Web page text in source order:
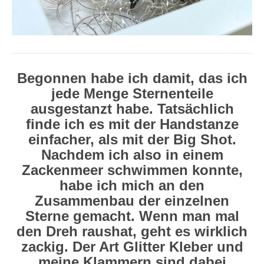
Begonnen habe ich damit, das ich
jede Menge Sternenteile
ausgestanzt habe. Tatsächlich
finde ich es mit der Handstanze
einfacher, als mit der Big Shot.
Nachdem ich also in einem
Zackenmeer schwimmen konnte,
habe ich mich an den
Zusammenbau der einzelnen
Sterne gemacht. Wenn man mal
den Dreh raushat, geht es wirklich
zackig. Der Art Glitter Kleber und